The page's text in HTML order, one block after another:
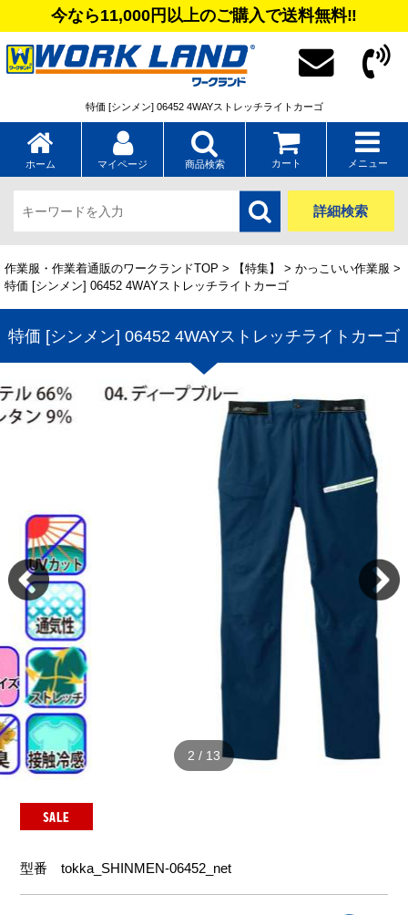
今なら11,000円以上のご購入で送料無料‼
特価 [シンメン] 06452 4WAYストレッチライトカーゴ
ホーム マイページ 商品検索 カート メニュー
詳細検索
作業服・作業着通販のワークランドTOP > 【特集】 > かっこいい作業服 >
特価 [シンメン] 06452 4WAYストレッチライトカーゴ
特価 [シンメン] 06452 4WAYストレッチライトカーゴ
2 / 13
型番tokka_SHINMEN-06452_net